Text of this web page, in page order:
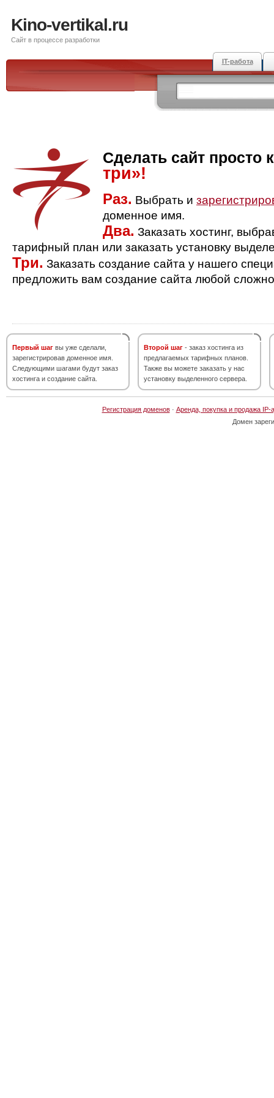
Kino-vertikal.ru
Сайт в процессе разработки
IT-работа
Сделать сайт просто
три»!
Раз. Выбрать и
доменное имя.
Два. Заказать хостинг,
тарифный план или заказать установку
Три. Заказать создание сайта у нашего
предложить вам создание сайта любой
Первый шаг вы уже сделали,
зарегистрировав доменное имя.
Следующими шагами будут заказ
хостинга и создание сайта.
Второй шаг - заказ хостинга из
предлагаемых тарифных планов.
Также вы можете заказать у нас
установку выделенного сервера.
Регистрация доменов· Аренда, покупка и продажа IP-
Домен